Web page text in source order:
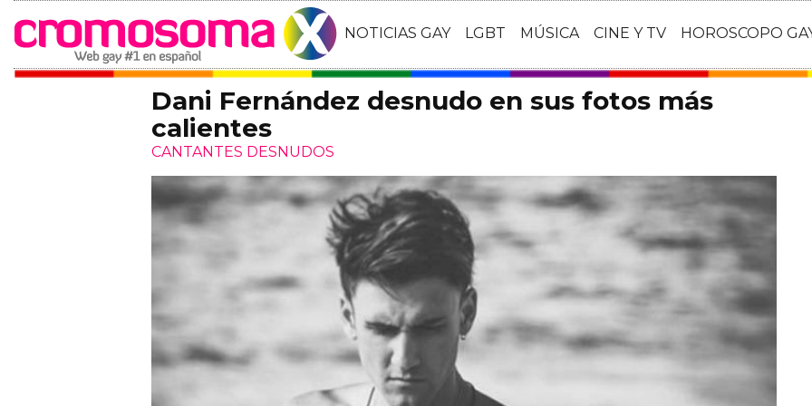
NOTICIAS GAY LGBT MÚSICA CINE Y TV HOROSCOPO
Dani Fernández desnudo en sus fotos más
calientes
CANTANTES DESNUDOS